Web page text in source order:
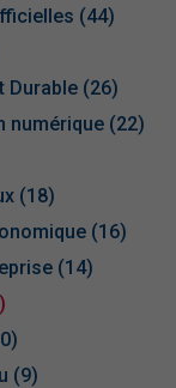
(44)
Durable (26)
numérique (22)
(18)
(16)
(14)
(9)